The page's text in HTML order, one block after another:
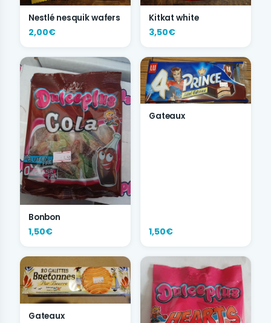
Nestlé nesquik wafers
2,00€
Kitkat white
3,50€
Bonbon
1,50€
Gateaux
1,50€
Gateaux